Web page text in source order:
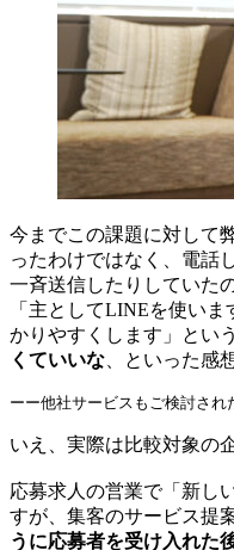
今までこの課題に対して
ったわけではなく、電話
一斉送信したりしていた
「主としてLINEを使い
かりやすくします」とい
くていいな 、といった感
ーー他社サービスもご検討され
いえ、実際は比較対象の
応募求人の営業で「新し
すが、集客のサービス提
うに応募者を受け入れた